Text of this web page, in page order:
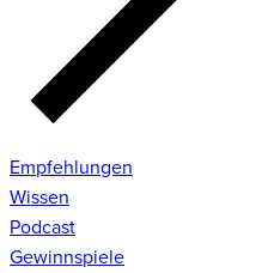
Empfehlungen
Wissen
Podcast
Gewinnspiele